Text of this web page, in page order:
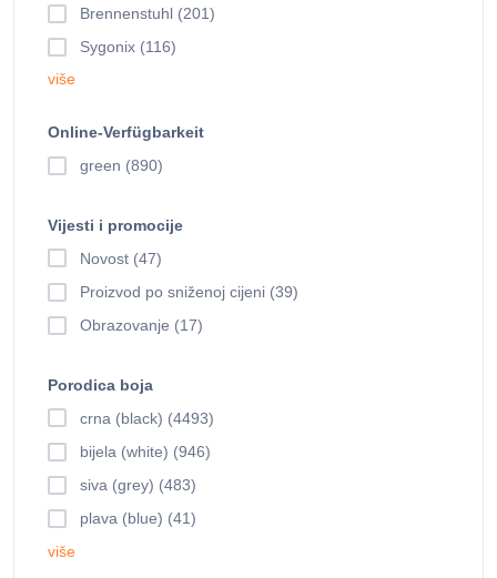
Brennenstuhl (201)
Sygonix (116)
više
Online-Verfügbarkeit
green (890)
Vijesti i promocije
Novost (47)
Proizvod po sniženoj cijeni (39)
Obrazovanje (17)
Porodica boja
crna (black) (4493)
bijela (white) (946)
siva (grey) (483)
plava (blue) (41)
više